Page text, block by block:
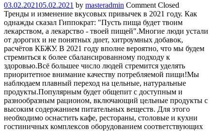
03.02.202105.02.2021 by masteradmin Comment Closed
Тренды и изменение вкусовых привычек в 2021 году. Как
однажды сказал Гиппократ: "Пусть пища будет твоим
лекарством, а лекарство - твоей пищей".Многие люди устали
от дорогих и не понятных диет, хитроумных добавок,
расчётов КБЖУ. В 2021 году вполне вероятно, что мы будем
стремиться к более сбалансированному подходу к
здоровью.Всё большее число людей стремится уделять
приоритетное внимание качеству потребляемой пищи!Мы
наблюдаем плавный переход на цельные, натуральные
продукты.Популярным будет общепит с доступным и
разнообразным рационом, включающий цельные продукты с
высоким содержанием питательных веществ. Для этого
необходимо оснастить кафе, рестораны, столовые и кухни
гостиничных комплексов оборудованием соответствующих